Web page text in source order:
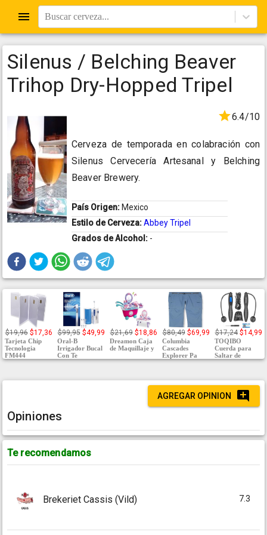
Buscar cerveza...
Silenus / Belching Beaver
Trihop Dry-Hopped Tripel
6.4/10
Cerveza de temporada en colabración con
Silenus Cervecería Artesanal y Belching
Beaver Brewery.
País Origen: Mexico
Estilo de Cerveza:Abbey Tripel
Grados de Alcohol: -
$19,96 $17,36
Tarjeta Chip
Tecnologia
FM444
$99,95 $49,99
Oral-B
Irrigador Bucal
Con Te
$21,69 $18,86
Dreamon Caja
de Maquillaje y
$80,49 $69,99
Columbia
Cascades
Explorer Pa
$17,24 $14,99
TOQIBO
Cuerda para
Saltar de
AGREGAR OPINION
Opiniones
Te recomendamos
Brekeriet Cassis (Vild) 7.3